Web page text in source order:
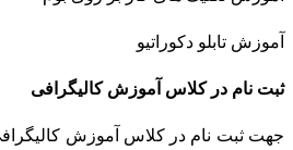
آموزش تابلو دکوراتیو
ثبت نام در کلاس آموزش کالیگرافی
جهت ثبت نام در کلاس آموزش کالیگرافی